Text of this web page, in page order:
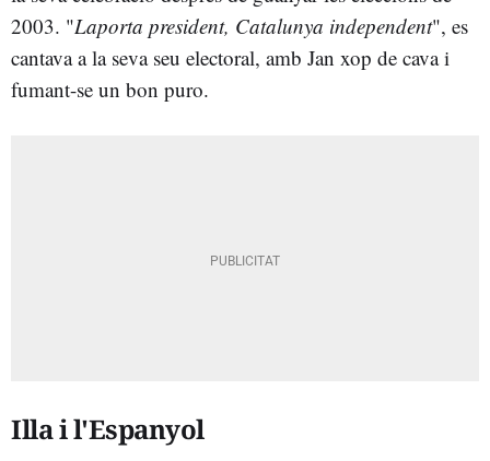
2003. "Laporta president, Catalunya independent", es
cantava a la seva seu electoral, amb Jan xop de cava i
fumant-se un bon puro.
Illa i l'Espanyol